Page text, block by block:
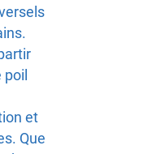
poil
et
Que